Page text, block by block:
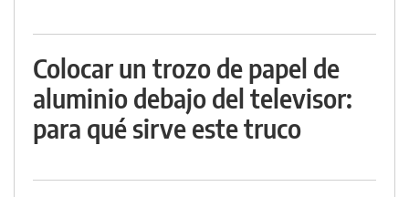
Colocar un trozo de papel de
aluminio debajo del televisor:
para qué sirve este truco